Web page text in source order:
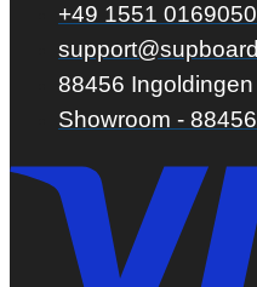
+49 1551 0169050
88456
Showroom -